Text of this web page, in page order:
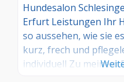
Hundesalon
Erfurt Leistungen Ihr
so aussehen, wie sie
kurz, frech und
individuell Zu meinem